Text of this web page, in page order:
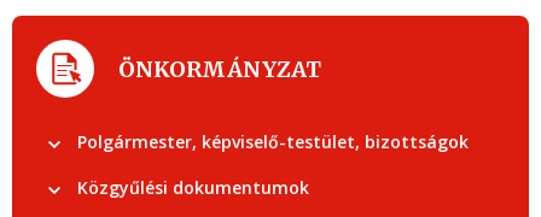
ÖNKORMÁNYZAT
Polgármester, képviselő-testület, bizottságok
Közgyűlési dokumentumok